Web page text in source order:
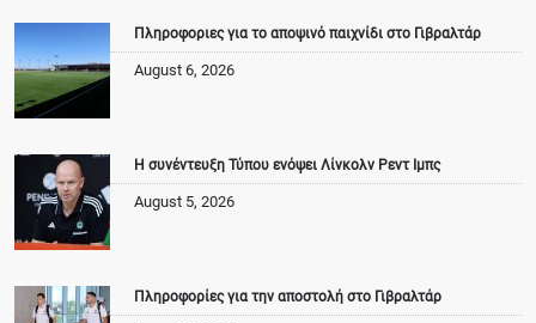
Πληροφοριες για το αποψινό παιχνίδι στο Γιβραλτάρ
August 6, 2026
Η συνέντευξη Τύπου ενόψει Λίνκολν Ρεντ Ιμπς
August 5, 2026
Πληροφορίες για την αποστολή στο Γιβραλτάρ